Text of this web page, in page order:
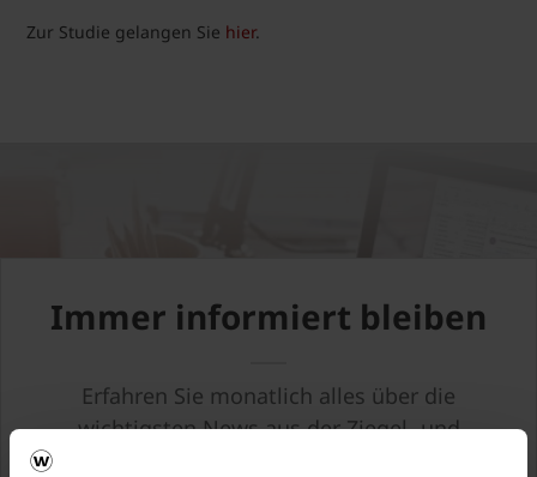
Zur Studie gelangen Sie hier.
Immer informiert bleiben
Erfahren Sie monatlich alles über die
wichtigsten News aus der Ziegel- und